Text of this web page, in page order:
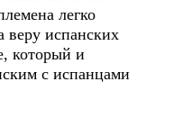
легко
веру испанских
который и
с испанцами